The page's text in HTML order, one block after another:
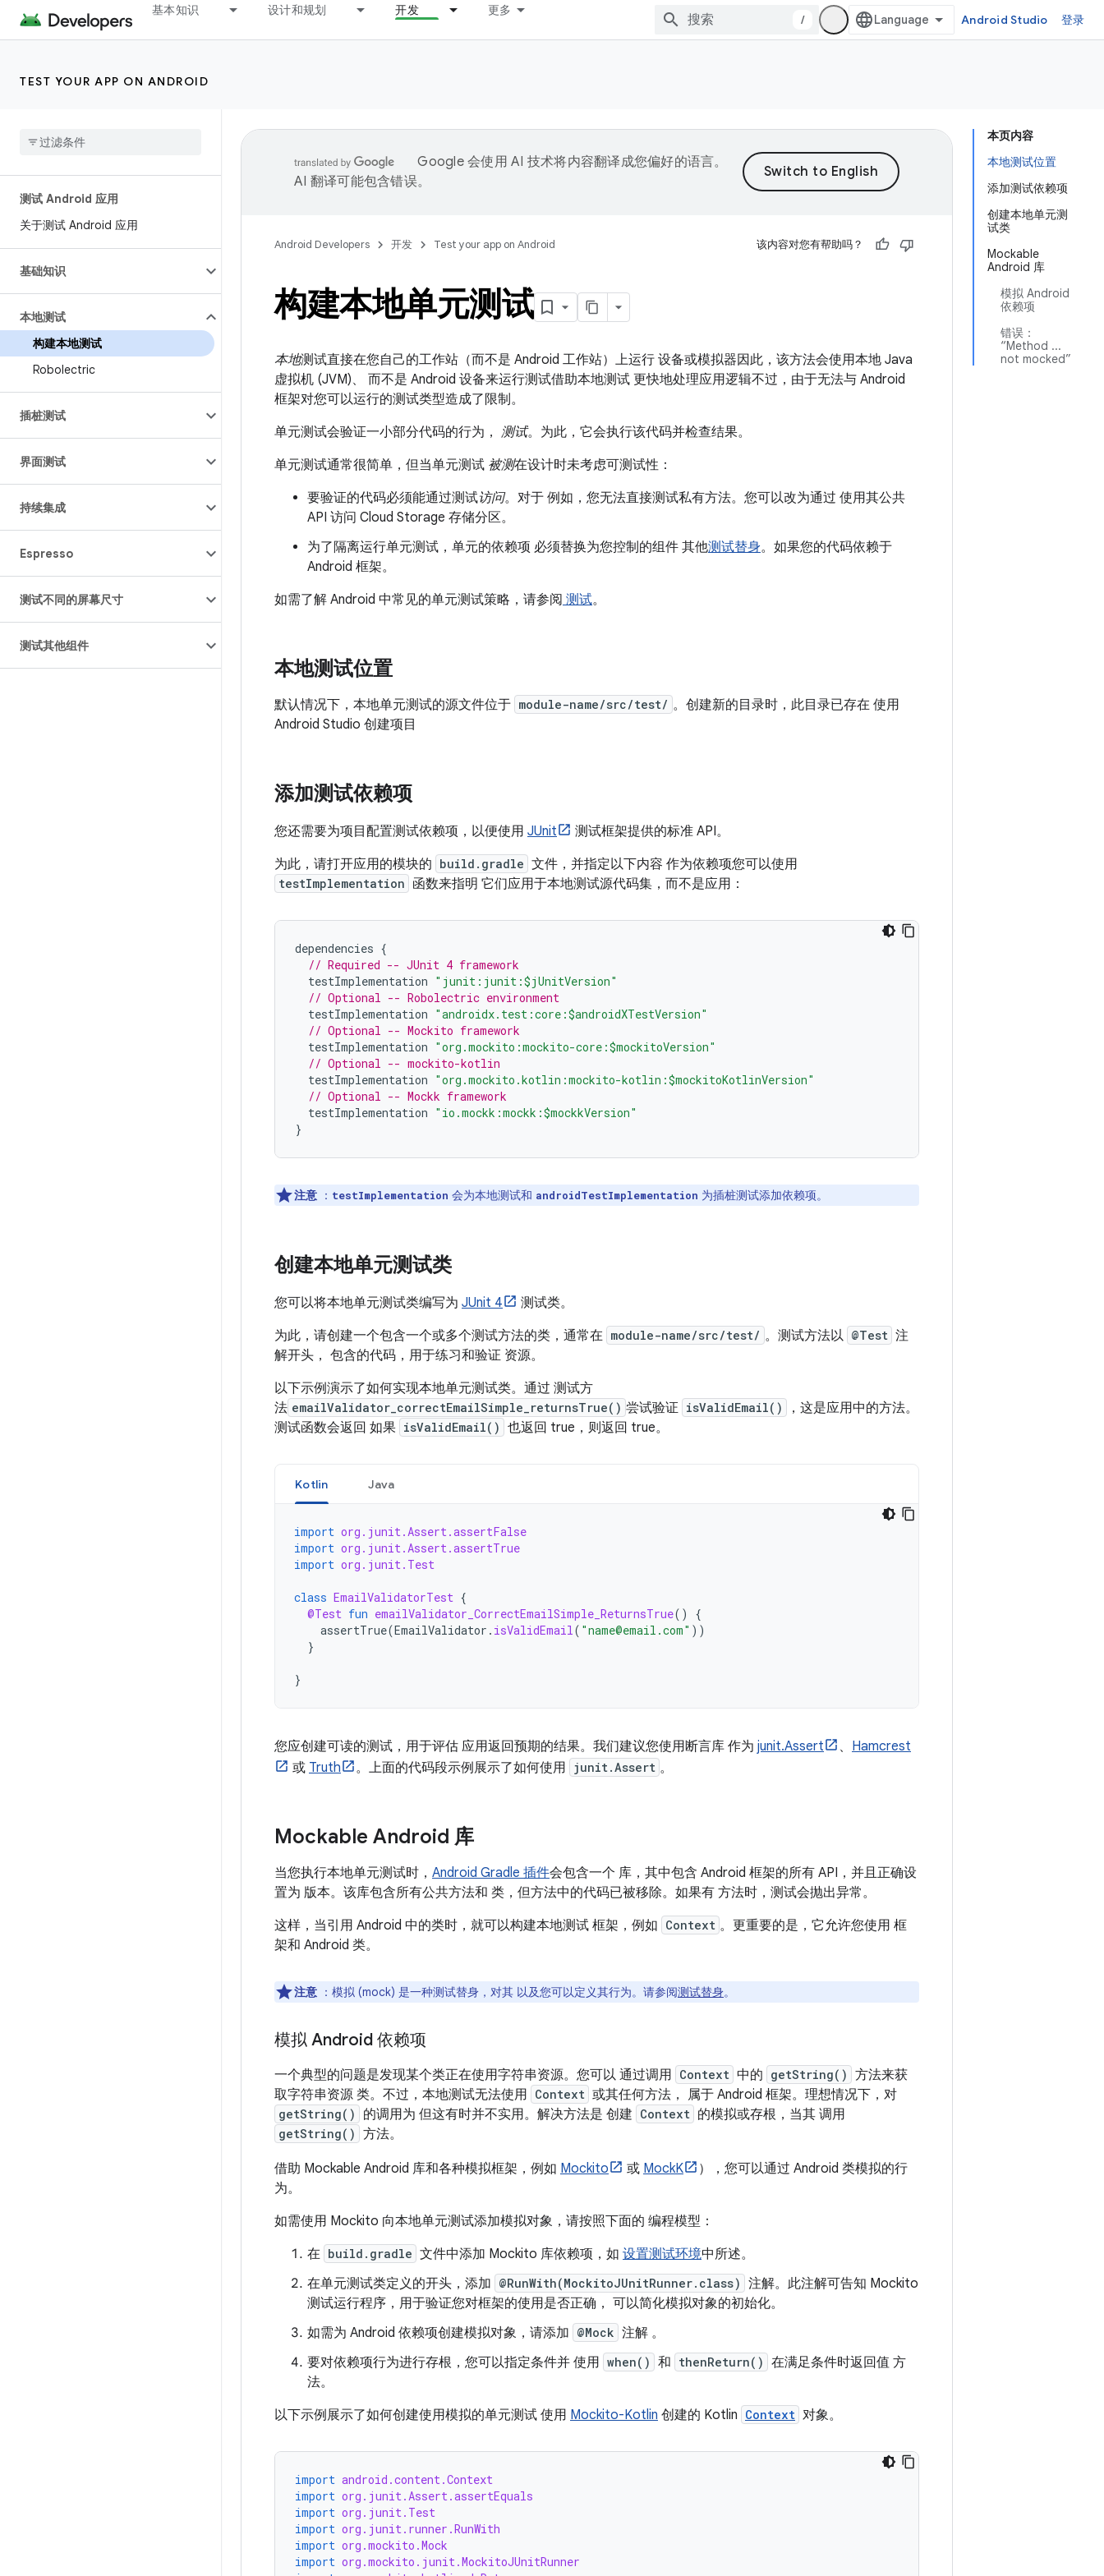
基本知识 设计和规划 开发 更多
/ Android Studio 登录
TEST YOUR APP ON ANDROID
测试 Android 应用
关于测试 Android 应用
基础知识
本地测试
构建本地测试
Robolectric
插桩测试
界面测试
持续集成
Espresso
测试不同的屏幕尺寸
测试其他组件
本页内容
本地测试位置
添加测试依赖项
创建本地单元测
试类
Mockable
Android 库
模拟 Android
依赖项
错误：
“Method ...
not mocked”
Google 会使用 AI 技术将内容翻译成您偏好的语言。
AI 翻译可能包含错误。
Android Developers 开发 Test your app on Android 该内容对您有帮助吗？
构建本地单元测试
本地测试直接在您自己的工作站（而不是 Android 工作站）上运行 设备或模拟器因此，该方法会使用本地 Java
虚拟机 (JVM)、 而不是 Android 设备来运行测试借助本地测试 更快地处理应用逻辑不过，由于无法与 Android
框架对您可以运行的测试类型造成了限制。
单元测试会验证一小部分代码的行为， 测试。为此，它会执行该代码并检查结果。
单元测试通常很简单，但当单元测试 被测在设计时未考虑可测试性：
要验证的代码必须能通过测试访问。对于 例如，您无法直接测试私有方法。您可以改为通过 使用其公共
API 访问 Cloud Storage 存储分区。
为了隔离运行单元测试 ，单元的依赖项 必须替换为您控制的组件 其他测试替身。如果您的代码依赖于
Android 框架。
如需了解 Android 中常见的单元测试策略，请参阅 测试。
本地测试位置
默认情况下，本地单元测试的源文件位于 module-name/src/test/ 。创建新的目录时，此目录已存在 使用
Android Studio 创建项目
添加测试依赖项
您还需要为项目配置测试依赖项，以便使用 JUnit
测试框架提供的标准 API。
为此，请打开应用的模块的 build.gradle 文件，并指定以下内容 作为依赖项您可以使用
testImplementation 函数来指明 它们应用于本地测试源代码集，而不是应用：
dependencies {
// Required -- JUnit 4 framework
testImplementation "junit:junit:$jUnitVersion"
// Optional -- Robolectric environment
testImplementation "androidx.test:core:$androidXTestVersion"
// Optional -- Mockito framework
testImplementation "org.mockito:mockito-core:$mockitoVersion"
// Optional -- mockito-kotlin
testImplementation "org.mockito.kotlin:mockito-kotlin:$mockitoKotlinVersion"
// Optional -- Mockk framework
testImplementation "io.mockk:mockk:$mockkVersion"
}
注意 ： testImplementation 会为本地测试和 androidTestImplementation 为插桩测试添加依赖项。
创建本地单元测试类
您可以将本地单元测试类编写为 JUnit 4
测试类。
为此，请创建一个包含一个或多个测试方法的类，通常在 module-name/src/test/ 。测试方法以 @Test 注
解开头， 包含的代码，用于练习和验证 资源。
以下示例演示了如何实现本地单元测试类。通过 测试方
法 emailValidator_correctEmailSimple_returnsTrue() 尝试验证 isValidEmail()
，这是应用中的方法。
测试函数会返回 如果 isValidEmail() 也返回 true，则返回 true。
Kotlin Java
import org.junit.Assert.assertFalse
import org.junit.Assert.assertTrue
import org.junit.Test
class EmailValidatorTest {
@Test fun emailValidator_CorrectEmailSimple_ReturnsTrue()
{
assertTrue(EmailValidator . isValidEmail( "name@email.com" ))
}
}
您应创建可读的测试，用于评估 应用返回预期的结果。我们建议您使用断言库 作为 junit.Assert 、 Hamcrest
或 Truth 。上面的代码段示例展示了如何使用 junit.Assert 。
Mockable Android 库
当您执行本地单元测试时， Android Gradle 插件会包含一个 库，其中包含 Android 框架的所有 API，并且正确设
置为 版本。该库包含所有公共方法和 类，但方法中的代码已被移除。如果有 方法时，测试会抛出异常。
这样，当引用 Android 中的类时，就可以构建本地测试 框架，例如 Context 。更重要的是，它允许您使用 框
架和 Android 类。
注意 ：模拟 (mock) 是一种测试替身，对其 以及您可以定义其行为。请参阅测试替身。
模拟 Android 依赖项
一个典型的问题是发现某个类正在使用字符串资源。您可以 通过调用 Context 中的 getString() 方法来获
取字符串资源 类。不过，本地测试无法使用 Context 或其任何方法， 属于 Android 框架。理想情况下，对
getString() 的调用为 但这有时并不实用。解决方法是 创建 Context 的模拟或存根，当其 调用
getString() 方法。
借助 Mockable Android 库和各种模拟框架，例如 Mockito 或 MockK
），您可以通过 Android 类模拟的行
为。
如需使用 Mockito 向本地单元测试添加模拟对象，请按照下面的 编程模型：
在 build.gradle 文件中添加 Mockito 库依赖项，如 设置测试环境中所述。
在单元测试类定义的开头，添加 @RunWith(MockitoJUnitRunner.class) 注解。此注解可告知 Mockito
测试运行程序，用于验证您对框架的使用是否正确， 可以简化模拟对象的初始化。
如需为 Android 依赖项创建模拟对象，请添加 @Mock 注解 。
要对依赖项行为进行存根，您可以指定条件并 使用 when() 和 thenReturn() 在满足条件时返回值 方
法。
以下示例展示了如何创建使用模拟的单元测试 使用 Mockito-Kotlin 创建的 Kotlin Context 对象。
import android.content.Context
import org.junit.Assert.assertEquals
import org.junit.Test
import org.junit.runner.RunWith
import org.mockito.Mock
import org.mockito.junit.MockitoJUnitRunner